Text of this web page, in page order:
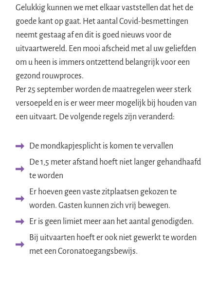
Gelukkig kunnen we met elkaar vaststellen dat het de
goede kant op gaat. Het aantal Covid-besmettingen
neemt gestaag af en dit is goed nieuws voor de
uitvaartwereld. Een mooi afscheid met al uw geliefden
om u heen is immers ontzettend belangrijk voor een
gezond rouwproces.
Per 25 september worden de maatregelen weer sterk
versoepeld en is er weer meer mogelijk bij houden van
een uitvaart. De volgende regels zijn veranderd:
De mondkapjesplicht is komen te vervallen
De 1,5 meter afstand hoeft niet langer gehandhaafd
te worden
Er hoeven geen vaste zitplaatsen gekozen te
worden. Gasten kunnen zich vrij bewegen.
Er is geen limiet meer aan het aantal genodigden.
Bij uitvaarten hoeft er ook niet gewerkt te worden
met een Coronatoegangsbewijs.